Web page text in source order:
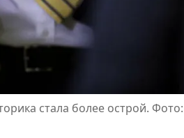
стала более острой.